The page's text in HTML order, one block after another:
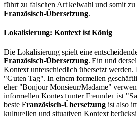
führt zu falschen Artikelwahl und somit zu
Französisch-Übersetzung.
Lokalisierung: Kontext ist König
Die Lokalisierung spielt eine
Französisch-Übersetzung. Ein und
Kontext unterschiedlich übersetzt werden.
"Guten Tag". In einem formellen
eher "Bonjour Monsieur/Madame"
informellen Kontext unter Freunden ist
beste Französisch-Übersetzung ist also
kulturellen und situativen Kontext